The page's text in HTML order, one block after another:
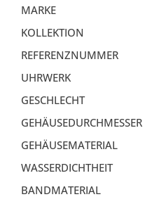
MARKE
KOLLEKTION
REFERENZNUMMER
UHRWERK
GESCHLECHT
GEHÄUSEDURCHMESSER
GEHÄUSEMATERIAL
WASSERDICHTHEIT
BANDMATERIAL